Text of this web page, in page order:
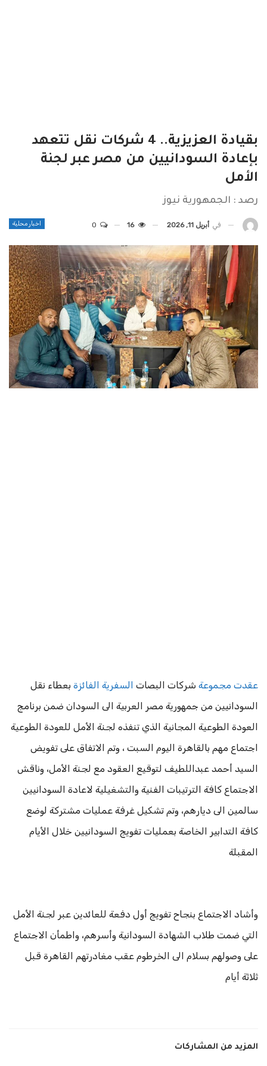
بقيادة العزيزية.. 4 شركات نقل تتعهد
بإعادة السودانيين من مصر عبر لجنة
الأمل
رصد : الجمهورية نيوز
اخبار محلية في أبريل 11, 2026 16
عقدت مجموعة شركات البصات السفرية الفائزة بعطاء نقل
السودانيين من جمهورية مصر العربية الى السودان ضمن برنامج
العودة الطوعية المجانية الذي تنفذه لجنة الأمل للعودة الطوعية
اجتماع مهم بالقاهرة اليوم السبت ، وتم الاتفاق على تفويض
السيد أحمد عبداللطيف لتوقيع العقود مع لجنة الأمل، وناقش
الاجتماع كافة الترتيبات الفنية والتشغيلية لاعادة السودانيين
سالمين الى ديارهم، وتم تشكيل غرفة عمليات مشتركة لوضع
كافة التدابير الخاصة بعمليات تفويج السودانيين خلال الأيام
المقبلة
وأشاد الاجتماع بنجاح تفويج أول دفعة للعائدين عبر لجنة الأمل
التي ضمت طلاب الشهادة السودانية وأسرهم، واطمأن الاجتماع
على وصولهم بسلام الى الخرطوم عقب مغادرتهم القاهرة قبل
ثلاثة أيام
المزيد من المشاركات